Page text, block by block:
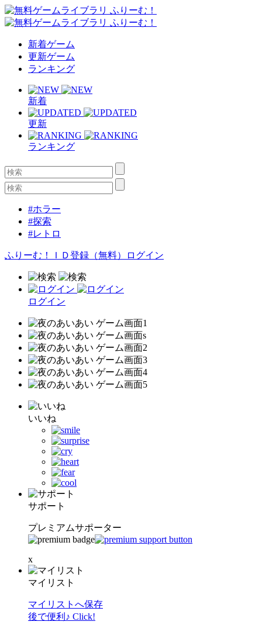
新着ゲーム
更新ゲーム
ランキング
新着
更新
ランキング
#ホラー
#探索
#レトロ
ふりーむ！ＩＤ登録（無料） ログイン
ログイン
いいね
サポート
プレミアムサポーター
x
マイリスト
マイリストへ保存
後で便利♪ Click!